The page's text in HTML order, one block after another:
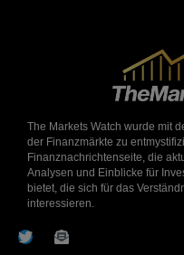
The Markets Watch wurde mit
der Finanzmärkte zu
Finanznachrichtenseite, die
Analysen und Einblicke für
bietet, die sich für das
interessieren.